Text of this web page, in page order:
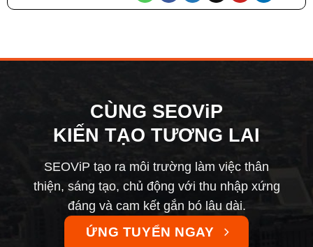
CÙNG SEOViP
KIẾN TẠO TƯƠNG LAI
SEOViP tạo ra môi trường làm việc thân
thiện, sáng tạo, chủ động với thu nhập xứng
đáng và cam kết gắn bó lâu dài.
ỨNG TUYỂN NGAY